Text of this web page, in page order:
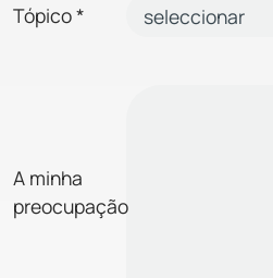
Tópico*
A minha
preocupação